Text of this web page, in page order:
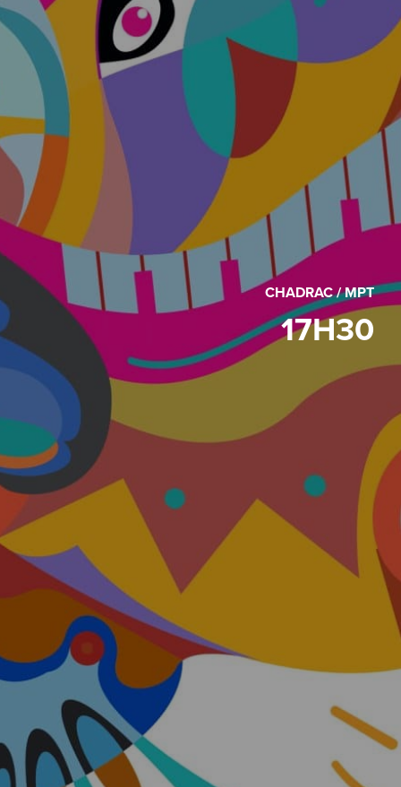
CHADRAC / MPT
17H30